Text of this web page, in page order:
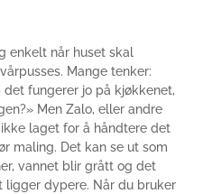
enkelt når huset skal
Mange tenker:
fungerer jo på kjøkkenet,
Men Zalo, eller andre
laget for å håndtere det
maling. Det kan se ut som
vannet blir grått og det
ligger dypere. Når du bruker